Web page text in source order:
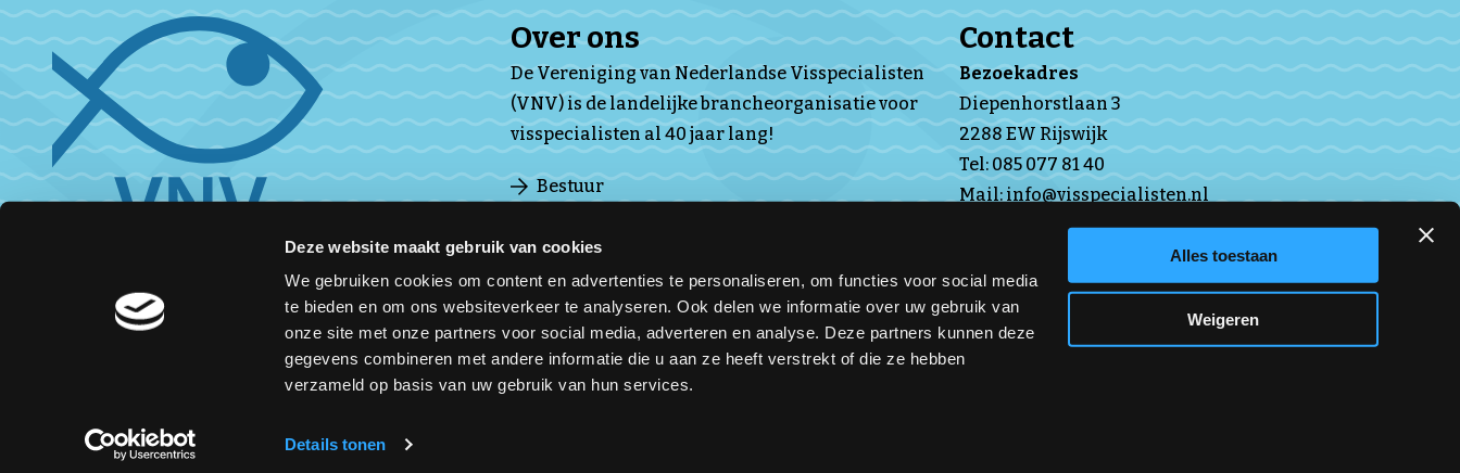
Deze website maakt gebruik van cookies
We gebruiken cookies om content en advertenties te personaliseren, om functies voor social media
te bieden en om ons websiteverkeer te analyseren. Ook delen we informatie over uw gebruik van
onze site met onze partners voor social media, adverteren en analyse. Deze partners kunnen deze
gegevens combineren met andere informatie die u aan ze heeft verstrekt of die ze hebben
verzameld op basis van uw gebruik van hun services.
Details tonen
Alles toestaan
Weigeren
Over ons
De Vereniging van Nederlandse Visspecialisten
(VNV) is de landelijke brancheorganisatie voor
visspecialisten al 40 jaar lang!
Bestuur
Subverenigingen
Over VNV
Contact
Bezoekadres
Diepenhorstlaan 3
2288 EW Rijswijk
Tel: 085 077 81 40
Mail:info@visspecialisten.nl
VNV-app Android